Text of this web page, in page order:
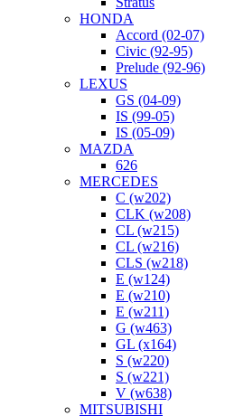
HONDA
Accord (02-07)
Civic (92-95)
Prelude (92-96)
LEXUS
GS (04-09)
IS (99-05)
IS (05-09)
MAZDA
626
MERCEDES
C (w202)
CLK (w208)
CL (w215)
CL (w216)
CLS (w218)
E (w124)
E (w210)
E (w211)
G (w463)
GL (x164)
S (w220)
S (w221)
V (w638)
MITSUBISHI